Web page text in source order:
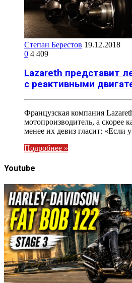
Степан Берестов 19.12.2018
0 4 409
Lazareth представит
с реактивными
Французская компания
мотопроизводитель, а скорее
менее их девиз гласит: «Если
Подробнее »
Youtube